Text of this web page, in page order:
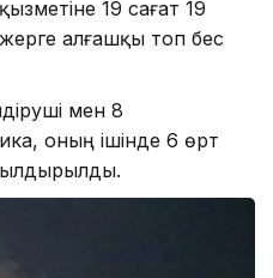
19 сағат 19
жерге алғашқы топ бес
мен 8
оның ішінде 6 өрт